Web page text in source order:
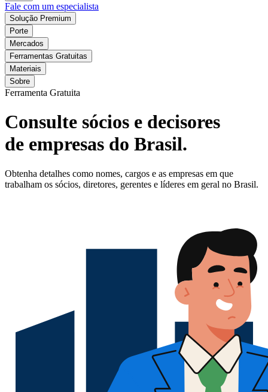
Fale com um especialista
Solução Premium
Porte
Mercados
Ferramentas Gratuitas
Materiais
Sobre
Ferramenta Gratuita
Consulte sócios e decisores
de empresas do Brasil.
Obtenha detalhes como nomes, cargos e as empresas em que
trabalham os sócios, diretores, gerentes e líderes em geral no Brasil.